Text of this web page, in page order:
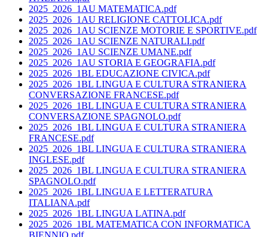
2025_2026_1AU MATEMATICA.pdf
2025_2026_1AU RELIGIONE CATTOLICA.pdf
2025_2026_1AU SCIENZE MOTORIE E SPORTIVE.pdf
2025_2026_1AU SCIENZE NATURALI.pdf
2025_2026_1AU SCIENZE UMANE.pdf
2025_2026_1AU STORIA E GEOGRAFIA.pdf
2025_2026_1BL EDUCAZIONE CIVICA.pdf
2025_2026_1BL LINGUA E CULTURA STRANIERA
CONVERSAZIONE FRANCESE.pdf
2025_2026_1BL LINGUA E CULTURA STRANIERA
CONVERSAZIONE SPAGNOLO.pdf
2025_2026_1BL LINGUA E CULTURA STRANIERA
FRANCESE.pdf
2025_2026_1BL LINGUA E CULTURA STRANIERA
INGLESE.pdf
2025_2026_1BL LINGUA E CULTURA STRANIERA
SPAGNOLO.pdf
2025_2026_1BL LINGUA E LETTERATURA
ITALIANA.pdf
2025_2026_1BL LINGUA LATINA.pdf
2025_2026_1BL MATEMATICA CON INFORMATICA